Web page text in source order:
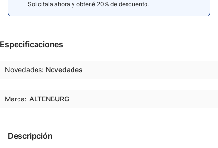
Solicitala ahora y obtené 20% de descuento.
Especificaciones
Novedades Novedades
Marca: ALTENBURG
Descripción